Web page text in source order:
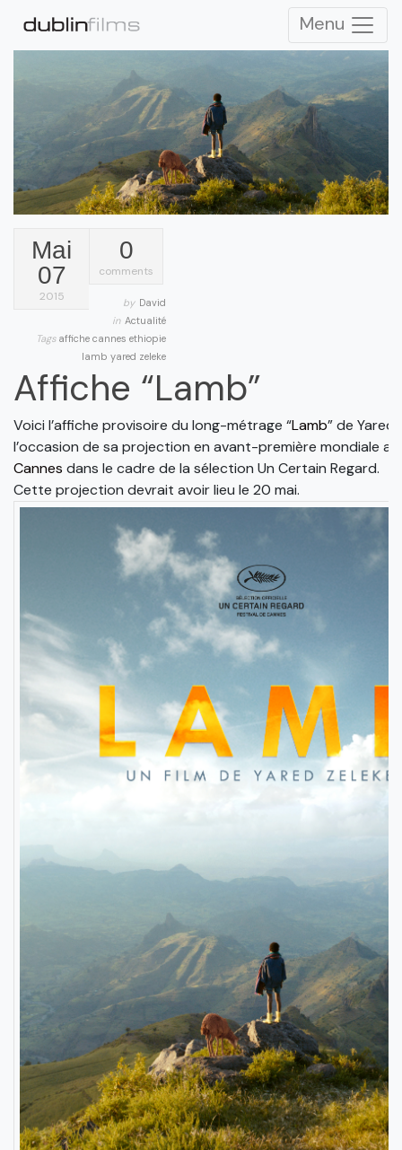
Menu
Mai
07
2015
0
comments
by David
in Actualité
Tags affiche cannes ethiopie
lamb yared zeleke
Affiche “Lamb”
Voici l’affiche provisoire du long-métrage “Lamb” de Yared
l’occasion de sa projection en avant-première mondiale au
Cannes dans le cadre de la sélection Un Certain Regard.
Cette projection devrait avoir lieu le 20 mai.